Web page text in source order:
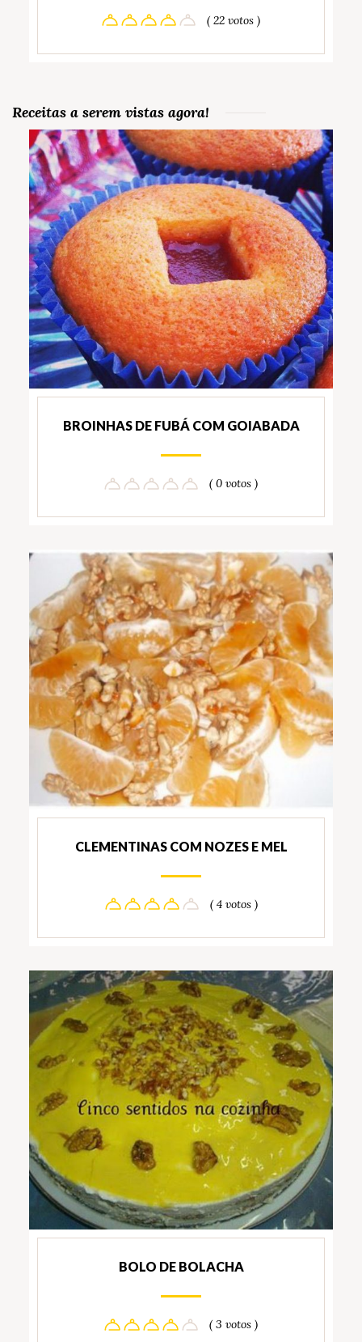
( 22 votos )
Receitas a serem vistas agora!
BROINHAS DE FUBÁ COM GOIABADA
( 0 votos )
CLEMENTINAS COM NOZES E MEL
( 4 votos )
BOLO DE BOLACHA
( 3 votos )